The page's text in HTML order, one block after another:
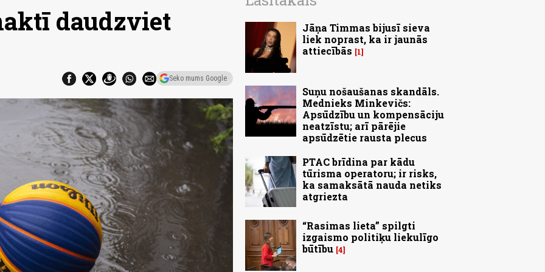
daudzviet
Seko mums Google
Jāņa Timmas bijusī sieva
liek noprast, ka ir jaunās
attiecībās
1
Suņu nošaušanas skandāls.
Mednieks Minkevičs:
Apsūdzību un kompensāciju
neatzīstu; arī pārējie
apsūdzētie rausta plecus
PTAC brīdina par kādu
tūrisma operatoru; ir risks,
ka samaksātā nauda netiks
atgriezta
“Rasimas lieta” spilgti
izgaismo politiķu liekulīgo
būtību 4